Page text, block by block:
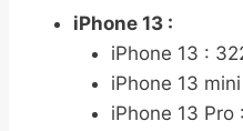
iPhone 13 :
iPhone 13 :
iPhone 13
iPhone 13